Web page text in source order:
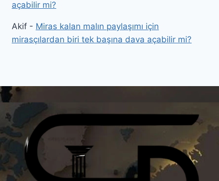
açabilir mi?
Akif - Miras kalan malın paylaşımı için
mirasçılardan biri tek başına dava açabilir mi?